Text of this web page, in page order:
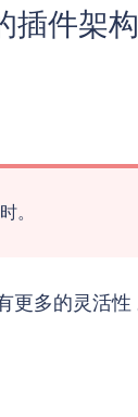
件架构
。
多的灵活性